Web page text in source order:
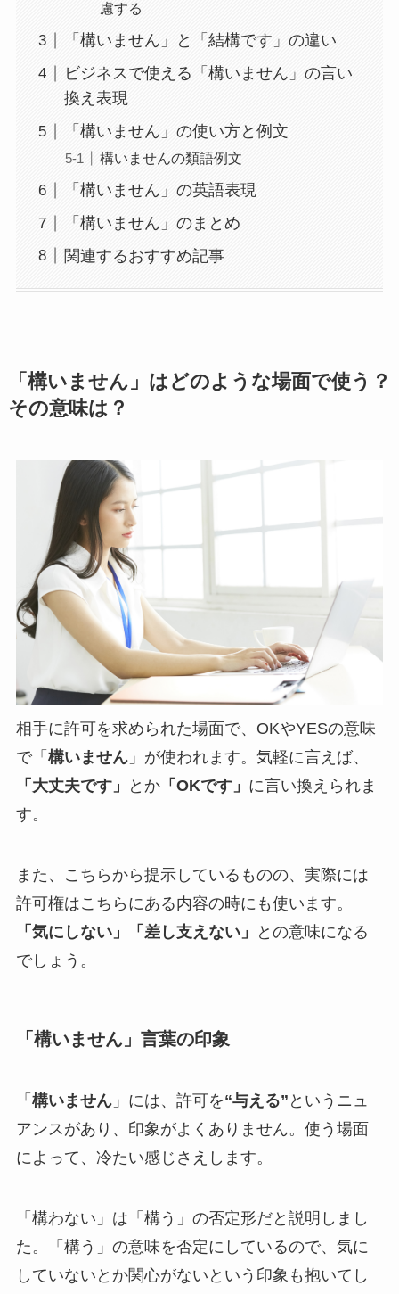
慮する
「構いません」と「結構です」の違い
ビジネスで使える「構いません」の言い
換え表現
「構いません」の使い方と例文
構いませんの類語例文
「構いません」の英語表現
「構いません」のまとめ
関連するおすすめ記事
「構いません」はどのような場面で使う？
その意味は？
相手に許可を求められた場面で、OKやYESの意味
で「 構いません」が使われます。気軽に言えば、
「大丈夫です」
とか「OKです」 に言い換えられま
す。
また、こちらから提示しているものの、実際には
許可権はこちらにある内容の時にも使います。
「気にしない」「差し支えない」
との意味になる
でしょう。
「構いません」言葉の印象
「 構いません」には、許可を“与える” というニュ
アンスがあり、印象がよくありません。使う場面
によって、冷たい感じさえします。
「構わない」は「構う」の否定形だと説明しまし
た。「構う」の意味を否定にしているので、気に
していないとか関心がないという印象も抱いてし